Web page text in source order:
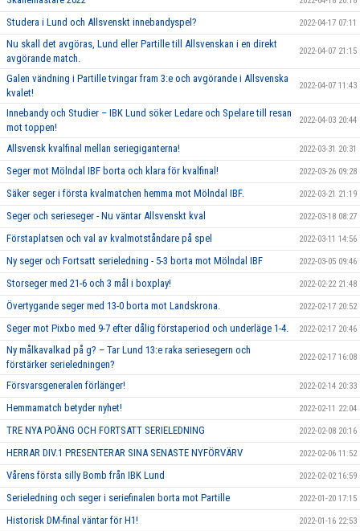
Studera i Lund och Allsvenskt innebandyspel? 2022-04-17 07:11
Nu skall det avgöras, Lund eller Partille till Allsvenskan i en direkt
avgörande match.
2022-04-07 21:15
Galen vändning i Partille tvingar fram 3:e och avgörande i Allsvenska
kvalet!
2022-04-07 11:43
Innebandy och Studier – IBK Lund söker Ledare och Spelare till resan
mot toppen!
2022-04-03 20:44
Allsvensk kvalfinal mellan seriegiganterna! 2022-03-31 20:31
Seger mot Mölndal IBF borta och klara för kvalfinal! 2022-03-26 09:28
Säker seger i första kvalmatchen hemma mot Mölndal IBF. 2022-03-21 21:19
Seger och serieseger - Nu väntar Allsvenskt kval 2022-03-18 08:27
Förstaplatsen och val av kvalmotståndare på spel 2022-03-11 14:56
Ny seger och Fortsatt serieledning - 5-3 borta mot Mölndal IBF 2022-03-05 09:46
Storseger med 21-6 och 3 mål i boxplay! 2022-02-22 21:48
Övertygande seger med 13-0 borta mot Landskrona. 2022-02-17 20:52
Seger mot Pixbo med 9-7 efter dålig förstaperiod och underläge 1-4. 2022-02-17 20:46
Ny målkavalkad på g? – Tar Lund 13:e raka seriesegern och
förstärker serieledningen?
2022-02-17 16:08
Försvarsgeneralen förlänger! 2022-02-14 20:33
Hemmamatch betyder nyhet! 2022-02-11 22:04
TRE NYA POÄNG OCH FORTSATT SERIELEDNING 2022-02-08 20:16
HERRAR DIV.1 PRESENTERAR SINA SENASTE NYFÖRVÄRV 2022-02-06 11:52
Vårens första silly Bomb från IBK Lund 2022-02-02 16:59
Serieledning och seger i seriefinalen borta mot Partille 2022-01-20 17:15
Historisk DM-final väntar för H1! 2022-01-16 22:53